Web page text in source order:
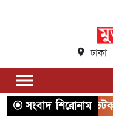
ঢাকা
সংবাদ শিরোনাম
পেছনে প্রাইভেটকারের